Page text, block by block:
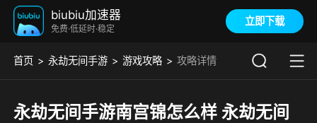
biubiu加速器
免费·低延时·稳定
立即下载
首页 永劫无间手游 游戏攻略 攻略详情
永劫无间手游南宫锦怎么样 永劫无间